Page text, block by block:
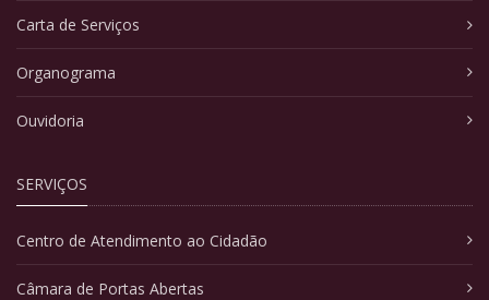
Carta de Serviços
Organograma
Ouvidoria
SERVIÇOS
Centro de Atendimento ao Cidadão
Câmara de Portas Abertas